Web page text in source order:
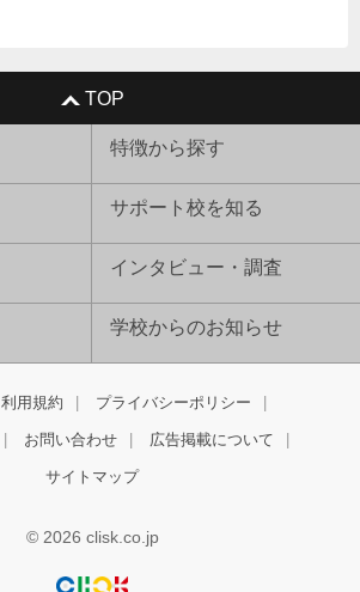
TOP
特徴から探す
サポート校を知る
インタビュー・調査
学校からのお知らせ
利用規約 プライバシーポリシー
お問い合わせ 広告掲載について
サイトマップ
© 2026 clisk.co.jp